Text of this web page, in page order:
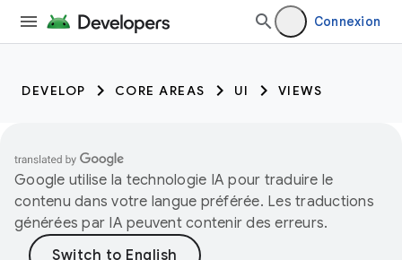
Connexion
DEVELOP CORE AREAS UI VIEWS
Google utilise la technologie IA pour traduire le
contenu dans votre langue préférée. Les traductions
générées par IA peuvent contenir des erreurs.